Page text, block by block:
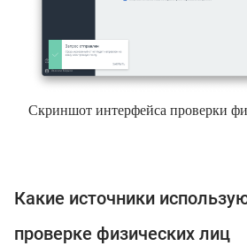
Скриншот интерфейса проверки
Какие источники
проверке физических лиц